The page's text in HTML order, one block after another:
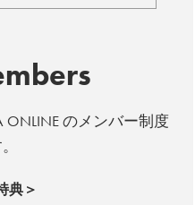
ONLINE のメンバー制度
典＞